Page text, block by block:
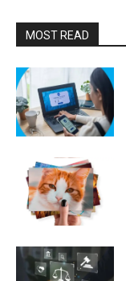
MOST READ